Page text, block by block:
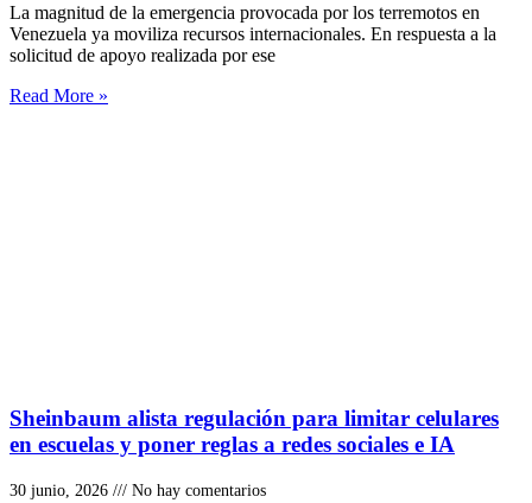
La magnitud de la emergencia provocada por los terremotos en
Venezuela ya moviliza recursos internacionales. En respuesta a la
solicitud de apoyo realizada por ese
Read More »
Sheinbaum alista regulación para limitar celulares
en escuelas y poner reglas a redes sociales e IA
30 junio, 2026 No hay comentarios